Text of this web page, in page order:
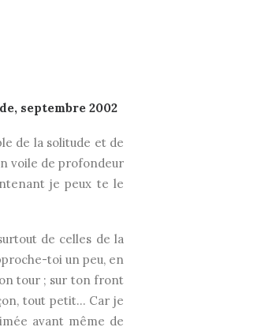
septembre 2002
de la solitude et de
voile de profondeur
je peux te le
de celles de la
toi un peu, en
tour ; sur ton front
tout petit… Car je
avant même de